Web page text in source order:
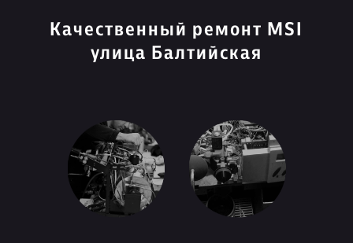
Качественный ремонт MSI
улица Балтийская